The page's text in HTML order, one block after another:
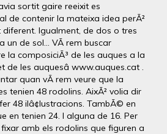
sortit gaire reeixit es
de contenir la mateixa idea perÃ²
Igualment, de dos o tres
un de sol... VÃ rem buscar
la composiciÃ³ de les auques a la
de les auquesâ www.auques.cat .
quan vÃ rem veure que la
tenien 48 rodolins. AixÃ² volia dir
48 ilâ¢lustracions. TambÃ© en
en tenien 24. I alguna de 16. Per
amb els rodolins que figuren a